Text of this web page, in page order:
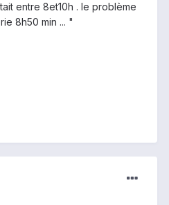
entre 8et10h . le problème
8h50 min ... "